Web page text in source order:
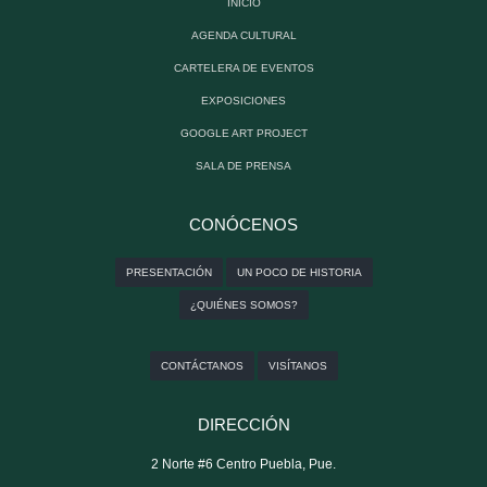
INICIO
AGENDA CULTURAL
CARTELERA DE EVENTOS
EXPOSICIONES
GOOGLE ART PROJECT
SALA DE PRENSA
CONÓCENOS
PRESENTACIÓN UN POCO DE HISTORIA
¿QUIÉNES SOMOS?
CONTÁCTANOS VISÍTANOS
DIRECCIÓN
2 Norte #6 Centro Puebla, Pue.